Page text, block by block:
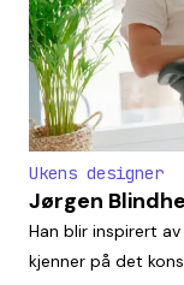
Ukens designer
Jørgen
Han blir inspirert
kjenner på det